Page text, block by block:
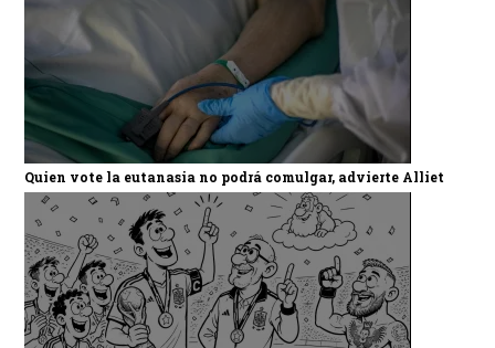
Quien vote la eutanasia no podrá comulgar, advierte Alliet